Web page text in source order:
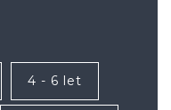
4 - 6 let